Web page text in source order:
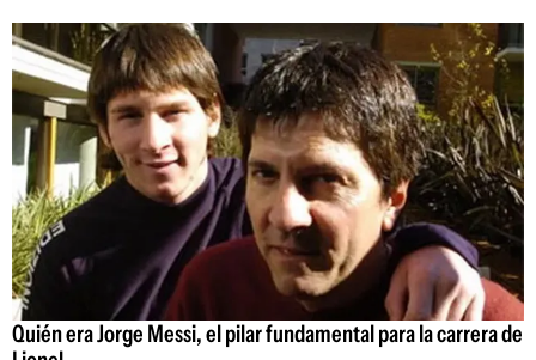
Quién era Jorge Messi, el pilar fundamental para la carrera de